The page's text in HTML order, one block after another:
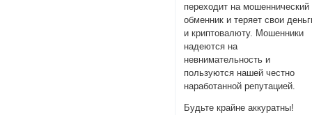
переходит на мошеннический
обменник и теряет свои
и криптовалюту. Мошенники
надеются на
невнимательность и
пользуются нашей честно
наработанной репутацией.
Будьте крайне аккуратны!